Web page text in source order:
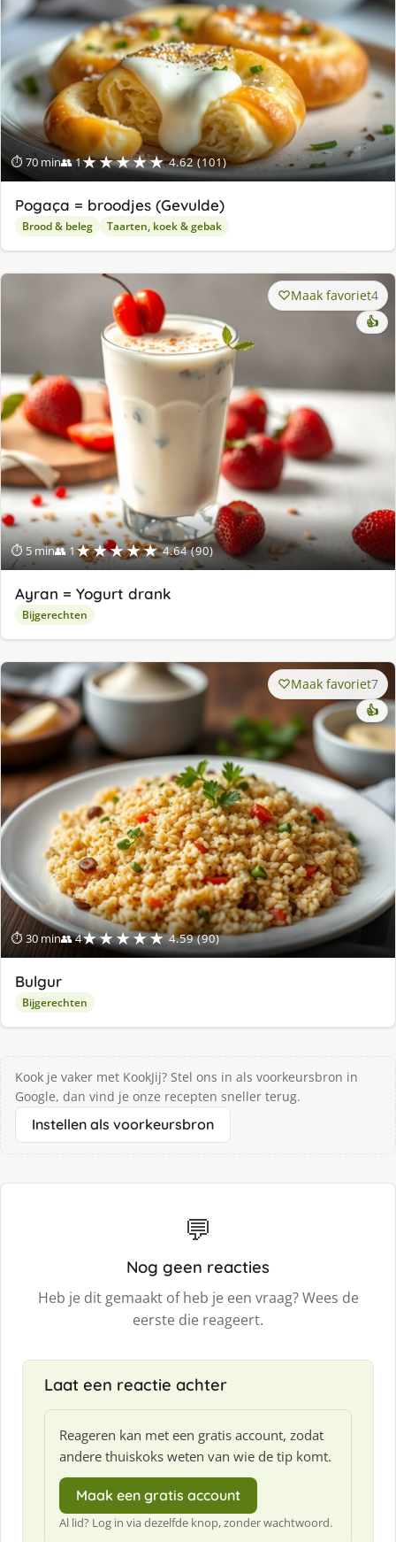
⏱ 70 min👥 1★★★★★ 4.62 (101)
Pogaça = broodjes (Gevulde)
Brood & beleg Taarten, koek & gebak
⏱ 5 min👥 1★★★★★ 4.64 (90)
Maak favoriet4
👍
Ayran = Yogurt drank
Bijgerechten
⏱ 30 min👥 4★★★★★ 4.59 (90)
Maak favoriet7
👍
Bulgur
Bijgerechten
Kook je vaker met KookJij? Stel ons in als voorkeursbron in
Google, dan vind je onze recepten sneller terug.
Instellen als voorkeursbron
💬
Nog geen reacties
Heb je dit gemaakt of heb je een vraag? Wees de
eerste die reageert.
Laat een reactie achter
Reageren kan met een gratis account, zodat
andere thuiskoks weten van wie de tip komt.
Maak een gratis account
Al lid? Log in via dezelfde knop, zonder wachtwoord.